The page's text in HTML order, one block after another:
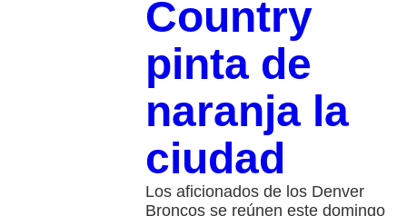
Country
pinta de
naranja la
ciudad
Los aficionados de los Denver
Broncos se reúnen este domingo